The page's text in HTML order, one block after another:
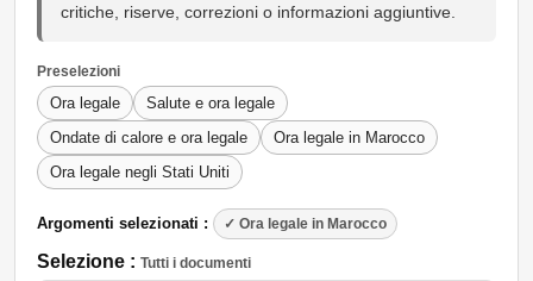
critiche, riserve, correzioni o informazioni aggiuntive.
Preselezioni
Ora legale
Salute e ora legale
Ondate di calore e ora legale
Ora legale in Marocco
Ora legale negli Stati Uniti
Argomenti selezionati : ✓ Ora legale in Marocco
Selezione : Tutti i documenti